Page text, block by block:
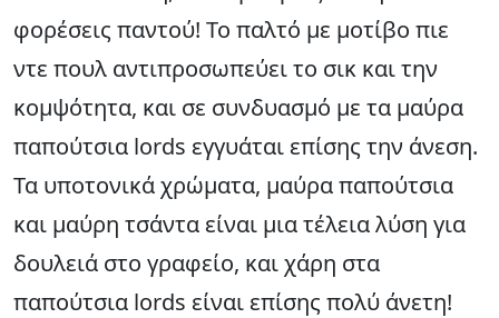
φορέσεις παντού! Το παλτό με μοτίβο πιε
ντε πουλ αντιπροσωπεύει το σικ και την
κομψότητα, και σε συνδυασμό με τα μαύρα
παπούτσια lords εγγυάται επίσης την άνεση.
Τα υποτονικά χρώματα, μαύρα παπούτσια
και μαύρη τσάντα είναι μια τέλεια λύση για
δουλειά στο γραφείο, και χάρη στα
παπούτσια lords είναι επίσης πολύ άνετη!